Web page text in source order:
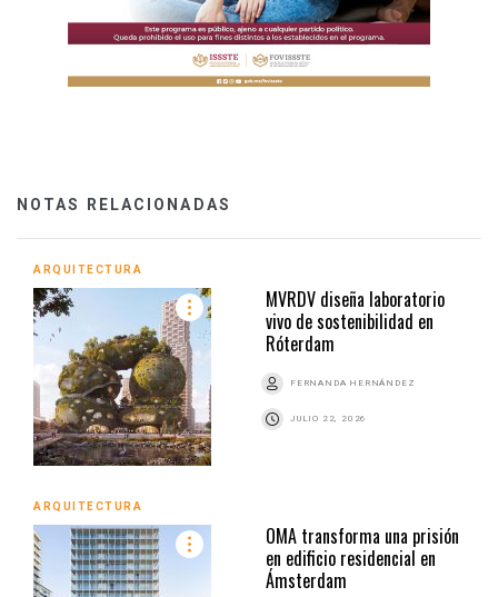
NOTAS RELACIONADAS
ARQUITECTURA
MVRDV diseña laboratorio
vivo de sostenibilidad en
Róterdam
FERNANDA HERNÁNDEZ
JULIO 22, 2026
ARQUITECTURA
OMA transforma una prisión
en edificio residencial en
Ámsterdam